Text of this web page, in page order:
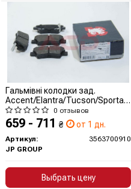
Гальмівні колодки зад.
Accent/Elantra/Tucson/Sportage
04-
0 отзывов
659 - 711 ₴ от 1 дн.
Артикул:
3563700910
JP GROUP
Выбрать цену